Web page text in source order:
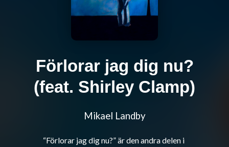
Förlorar jag dig nu?
(feat. Shirley Clamp)
Mikael Landby
“Förlorar jag dig nu?” är den andra delen i